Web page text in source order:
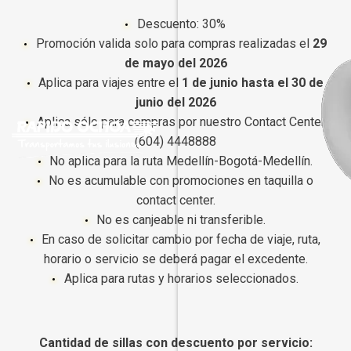
Descuento: 30%
Promoción valida solo para compras realizadas el 29
de mayo del 2026
Aplica para viajes entre el 1 de junio hasta el 30 de
junio del 2026
Aplica sólo para compras por nuestro Contact Center
(604) 4448888
No aplica para la ruta Medellín-Bogotá-Medellín.
No es acumulable con promociones en taquilla o
contact center.
No es canjeable ni transferible.
En caso de solicitar cambio por fecha de viaje, ruta,
horario o servicio se deberá pagar el excedente.
Aplica para rutas y horarios seleccionados.
Cantidad de sillas con descuento por servicio: